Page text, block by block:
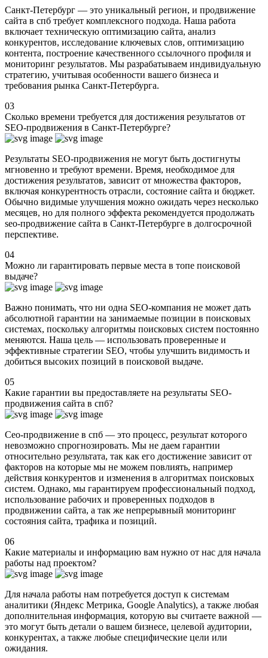
Санкт-Петербург — это уникальный регион, и продвижение
сайта в спб требует комплексного подхода. Наша работа
включает техническую оптимизацию сайта, анализ
конкурентов, исследование ключевых слов, оптимизацию
контента, построение качественного ссылочного профиля и
мониторинг результатов. Мы разрабатываем индивидуальную
стратегию, учитывая особенности вашего бизнеса и
требования рынка Санкт-Петербурга.
03
Сколько времени требуется для достижения результатов от
SEO-продвижения в Санкт-Петербурге?
Результаты SEO-продвижения не могут быть достигнуты
мгновенно и требуют времени. Время, необходимое для
достижения результатов, зависит от множества факторов,
включая конкурентность отрасли, состояние сайта и бюджет.
Обычно видимые улучшения можно ожидать через несколько
месяцев, но для полного эффекта рекомендуется продолжать
seo-продвижение сайта в Санкт-Петербурге в долгосрочной
перспективе.
04
Можно ли гарантировать первые места в топе поисковой
выдаче?
Важно понимать, что ни одна SEO-компания не может дать
абсолютной гарантии на занимаемые позиции в поисковых
системах, поскольку алгоритмы поисковых систем постоянно
меняются. Наша цель — использовать проверенные и
эффективные стратегии SEO, чтобы улучшить видимость и
добиться высоких позиций в поисковой выдаче.
05
Какие гарантии вы предоставляете на результаты SEO-
продвижения сайта в спб?
Сео-продвижение в спб — это процесс, результат которого
невозможно спрогнозировать. Мы не даем гарантии
относительно результата, так как его достижение зависит от
факторов на которые мы не можем повлиять, например
действия конкурентов и изменения в алгоритмах поисковых
систем. Однако, мы гарантируем профессиональный подход,
использование рабочих и проверенных подходов в
продвижении сайта, а так же непрерывный мониторинг
состояния сайта, трафика и позиций.
06
Какие материалы и информацию вам нужно от нас для начала
работы над проектом?
Для начала работы нам потребуется доступ к системам
аналитики (Яндекс Метрика, Google Analytics), а также любая
дополнительная информация, которую вы считаете важной —
это могут быть детали о вашем бизнесе, целевой аудитории,
конкурентах, а также любые специфические цели или
ожидания.